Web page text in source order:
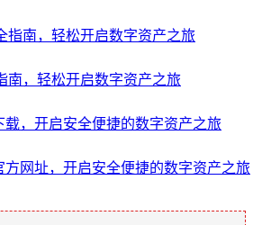
指南，轻松开启数字资产之旅
南，轻松开启数字资产之旅
载，开启安全便捷的数字资产之旅
方网址，开启安全便捷的数字资产之旅